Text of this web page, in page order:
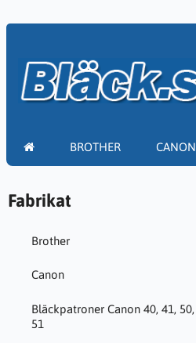
BROTHER CANON
Fabrikat
Brother
Canon
Bläckpatroner Canon 40, 41, 50,
51